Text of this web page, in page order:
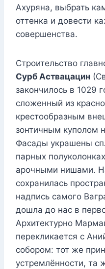
Ахуряна, выбрать
оттенка и довести
совершенства.
Строительство
Сурб Аствацацин
закончилось в 1029
сложенный из
крестообразным
зонтичным куполом
Фасады украшены
парных
арочными нишами.
сохранилась
надпись самого
дошла до нас в
Архитектурно
перекликается с
собором: тот же
устремлённости, та